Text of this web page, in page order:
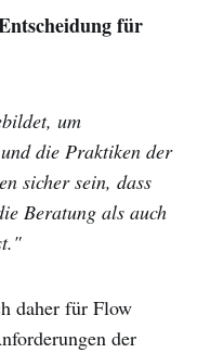
für
um
die Praktiken der
sicher sein, dass
Beratung als auch
daher für Flow
der